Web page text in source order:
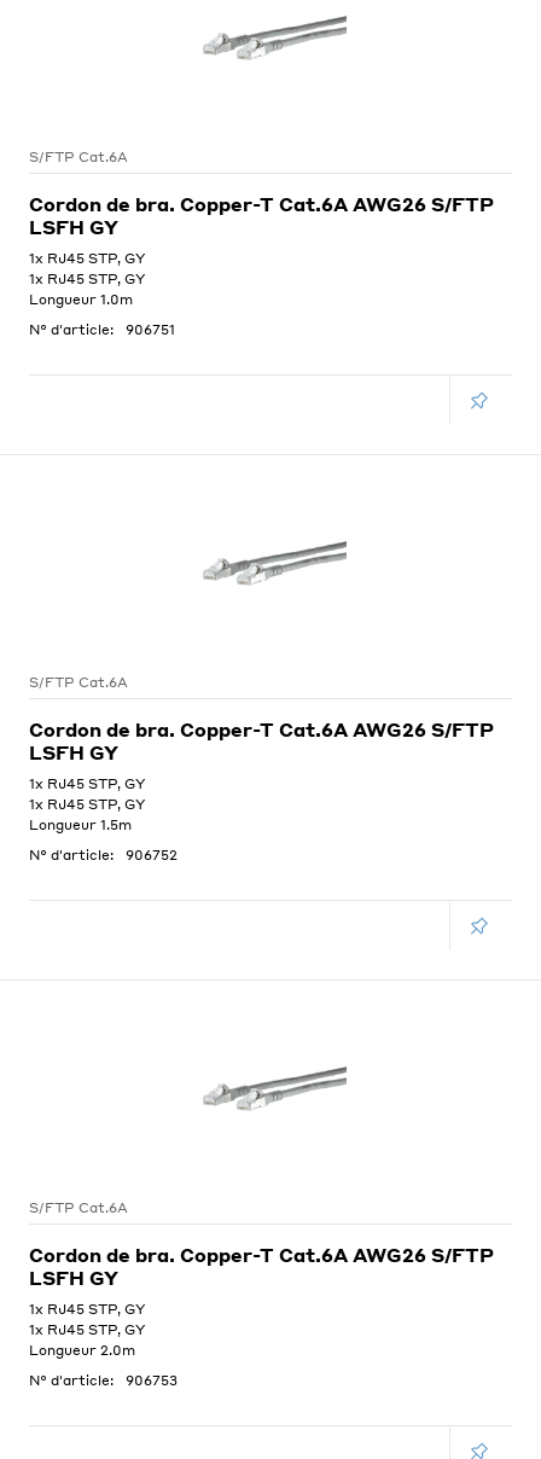
S/FTP Cat.6A
Cordon de bra. Copper-T Cat.6A AWG26 S/FTP
LSFH GY
1x RJ45 STP, GY
1x RJ45 STP, GY
Longueur 1.0m
N° d'article:
906751
S/FTP Cat.6A
Cordon de bra. Copper-T Cat.6A AWG26 S/FTP
LSFH GY
1x RJ45 STP, GY
1x RJ45 STP, GY
Longueur 1.5m
N° d'article:
906752
S/FTP Cat.6A
Cordon de bra. Copper-T Cat.6A AWG26 S/FTP
LSFH GY
1x RJ45 STP, GY
1x RJ45 STP, GY
Longueur 2.0m
N° d'article:
906753